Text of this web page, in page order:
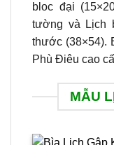
bloc đại
tường và Lịch
thước (38×54).
Phù Điêu cao
MẪU